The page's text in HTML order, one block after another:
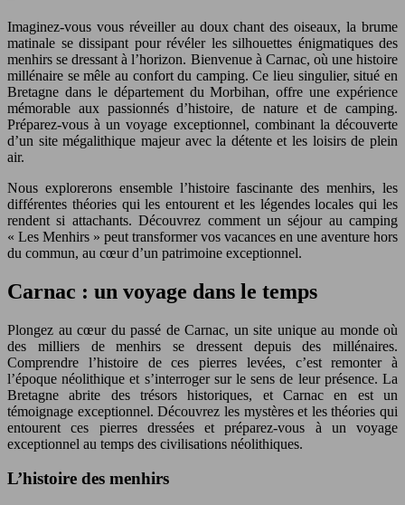
Imaginez-vous vous réveiller au doux chant des oiseaux, la brume
matinale se dissipant pour révéler les silhouettes énigmatiques des
menhirs se dressant à l’horizon. Bienvenue à Carnac, où une histoire
millénaire se mêle au confort du camping. Ce lieu singulier, situé en
Bretagne dans le département du Morbihan, offre une expérience
mémorable aux passionnés d’histoire, de nature et de camping.
Préparez-vous à un voyage exceptionnel, combinant la découverte
d’un site mégalithique majeur avec la détente et les loisirs de plein
air.
Nous explorerons ensemble l’histoire fascinante des menhirs, les
différentes théories qui les entourent et les légendes locales qui les
rendent si attachants. Découvrez comment un séjour au camping
« Les Menhirs » peut transformer vos vacances en une aventure hors
du commun, au cœur d’un patrimoine exceptionnel.
Carnac : un voyage dans le temps
Plongez au cœur du passé de Carnac, un site unique au monde où
des milliers de menhirs se dressent depuis des millénaires.
Comprendre l’histoire de ces pierres levées, c’est remonter à
l’époque néolithique et s’interroger sur le sens de leur présence. La
Bretagne abrite des trésors historiques, et Carnac en est un
témoignage exceptionnel. Découvrez les mystères et les théories qui
entourent ces pierres dressées et préparez-vous à un voyage
exceptionnel au temps des civilisations néolithiques.
L’histoire des menhirs